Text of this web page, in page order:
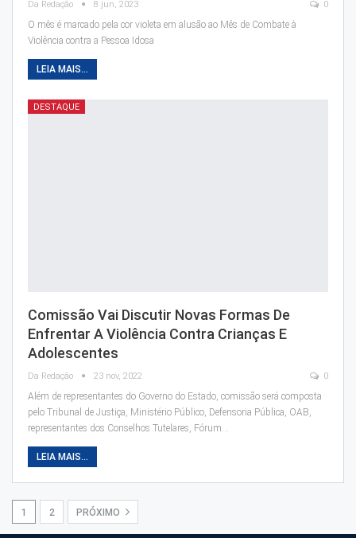
Da Redação 8 jun, 2023 0
O mês é marcado pela cor violeta em alusão ao Mês de Combate à
Violência contra a Pessoa Idosa
LEIA MAIS...
DESTAQUE
Comissão Vai Discutir Novas Formas De
Enfrentar A Violência Contra Crianças E
Adolescentes
Da Redação 23 nov, 2022 0
Além de representantes do Governo do Estado, comissão será composta
pelo Tribunal de Justiça, Ministério Público, Defensoria Pública, OAB,
representantes dos Conselhos Tutelares, Fórum…
LEIA MAIS...
1 2 PRÓXIMO